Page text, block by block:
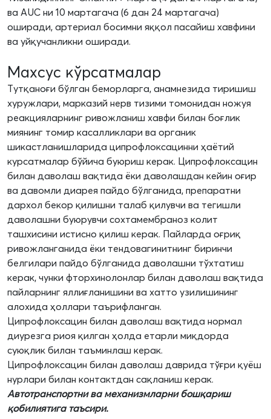
ва AUC ни 10 мартагача (6 дан 24 мартагача)
оширади, артериал босимни яққол пасайиш хавфини
ва уйқучанликни оширади.
Махсус кўрсатмалар
Тутқаноғи бўлган беморларга, анамнезида тиришиш
хуружлари, марказий нерв тизими томонидан ножуя
реакцияларнинг ривожланиш хавфи билан боғлик
миянинг томир касалликлари ва органик
шикастланишларида ципрофлоксацинни ҳаётий
курсатмалар бўйича буюриш керак. Ципрофлоксацин
билан даволаш вақтида ёки даволашдан кейин оғир
ва давомли диарея пайдо бўлганида, препаратни
дархол бекор қилишни талаб қилувчи ва тегишли
даволашни буюрувчи сохтамембраноз колит
ташхисини истисно қилиш керак. Пайларда оғриқ
ривожланганида ёки тендовагинитнинг биринчи
белгилари пайдо бўлганида даволашни тўхтатиш
керак, чунки фторхинолонлар билан даволаш вақтида
пайларнинг яллиғланишини ва хатто узилишининг
алохида ҳоллари таърифланган.
Ципрофлоксацин билан даволаш вақтида нормал
диурезга риоя қилган ҳолда етарли миқдорда
суюқлик билан таъминлаш керак.
Ципрофлоксацин билан даволаш даврида тўғри қуёш
нурлари билан контактдан сақланиш керак.
Автотранспортни ва механизмларни бошқариш
қобилиятига таъсири.